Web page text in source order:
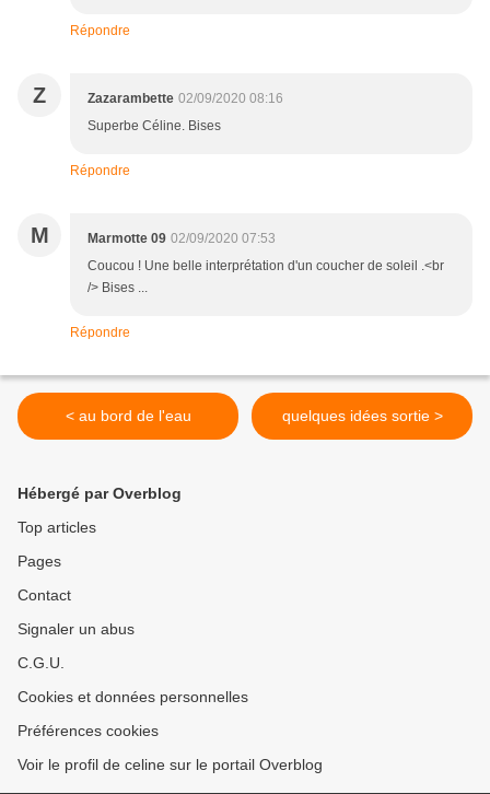
Répondre
Z Zazarambette 02/09/2020 08:16
Superbe Céline. Bises
Répondre
M Marmotte 09 02/09/2020 07:53
Coucou ! Une belle interprétation d'un coucher de soleil .<br
/> Bises ...
Répondre
< au bord de l'eau quelques idées sortie >
Hébergé par Overblog
Top articles
Pages
Contact
Signaler un abus
C.G.U.
Cookies et données personnelles
Préférences cookies
Voir le profil de celine sur le portail Overblog